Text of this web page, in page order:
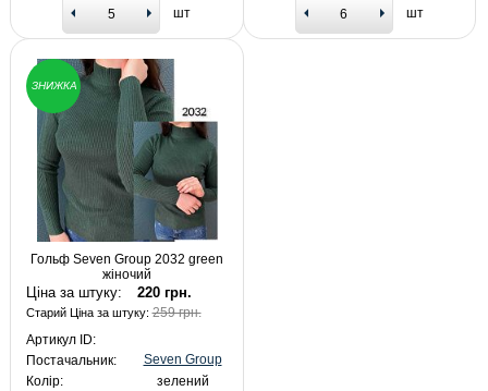
шт шт
ЗНИЖКА
Гольф Seven Group 2032 green
жіночий
Ціна за штуку: 220 грн.
Старий Ціна за штуку:259 грн.
Артикул ID:
Постачальник:
Seven Group
Колір:
зелений